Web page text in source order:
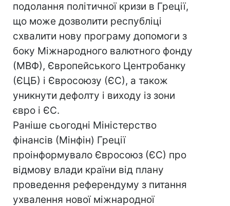
подолання політичної кризи в Греції,
що може дозволити республіці
схвалити нову програму допомоги з
боку Міжнародного валютного фонду
(МВФ), Європейського Центробанку
(ЄЦБ) і Євросоюзу (ЄС), а також
уникнути дефолту і виходу із зони
євро і ЄС.
Раніше сьогодні Міністерство
фінансів (Мінфін) Греції
проінформувало Євросоюз (ЄС) про
відмову влади країни від плану
проведення референдуму з питання
ухвалення нової міжнародної